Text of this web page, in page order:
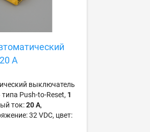
А
выключатель
типа Push-to-Reset, 1
ток:20 А,
32 VDC, цвет: